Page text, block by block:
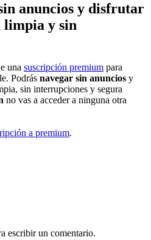
anuncios y disfrutar
limpia y sin
una suscripción premium para
Podrás navegar sin anuncios y
sin interrupciones y segura
no vas a acceder a ninguna otra
a premium.
escribir un comentario.